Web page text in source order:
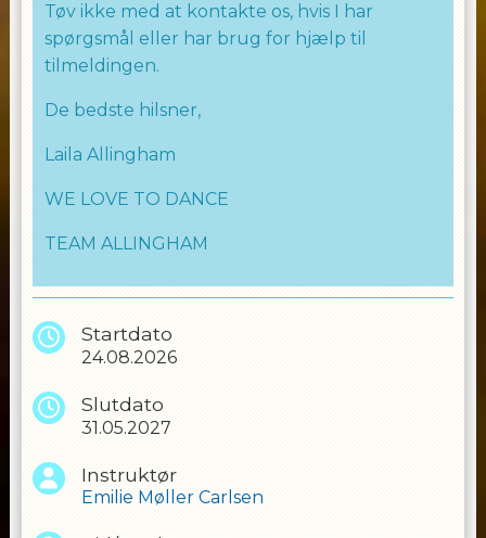
Tøv ikke med at kontakte os, hvis I har
spørgsmål eller har brug for hjælp til
tilmeldingen.
De bedste hilsner,
Laila Allingham
WE LOVE TO DANCE
TEAM ALLINGHAM
Startdato
24.08.2026
Slutdato
31.05.2027
Instruktør
Emilie Møller Carlsen